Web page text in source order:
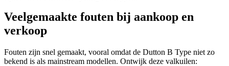
Veelgemaakte fouten bij aankoop en
verkoop
Fouten zijn snel gemaakt, vooral omdat de Dutton B Type niet zo
bekend is als mainstream modellen. Ontwijk deze valkuilen: